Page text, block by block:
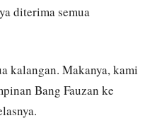
diterima semua
kalangan. Makanya, kami
Bang Fauzan ke